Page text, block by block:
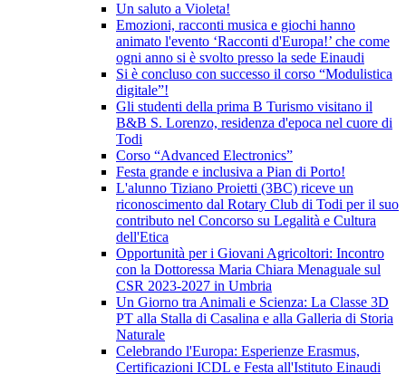
Un saluto a Violeta!
Emozioni, racconti musica e giochi hanno
animato l'evento ‘Racconti d'Europa!’ che come
ogni anno si è svolto presso la sede Einaudi
Si è concluso con successo il corso “Modulistica
digitale”!
Gli studenti della prima B Turismo visitano il
B&B S. Lorenzo, residenza d'epoca nel cuore di
Todi
Corso “Advanced Electronics”
Festa grande e inclusiva a Pian di Porto!
L'alunno Tiziano Proietti (3BC) riceve un
riconoscimento dal Rotary Club di Todi per il suo
contributo nel Concorso su Legalità e Cultura
dell'Etica
Opportunità per i Giovani Agricoltori: Incontro
con la Dottoressa Maria Chiara Menaguale sul
CSR 2023-2027 in Umbria
Un Giorno tra Animali e Scienza: La Classe 3D
PT alla Stalla di Casalina e alla Galleria di Storia
Naturale
Celebrando l'Europa: Esperienze Erasmus,
Certificazioni ICDL e Festa all'Istituto Einaudi